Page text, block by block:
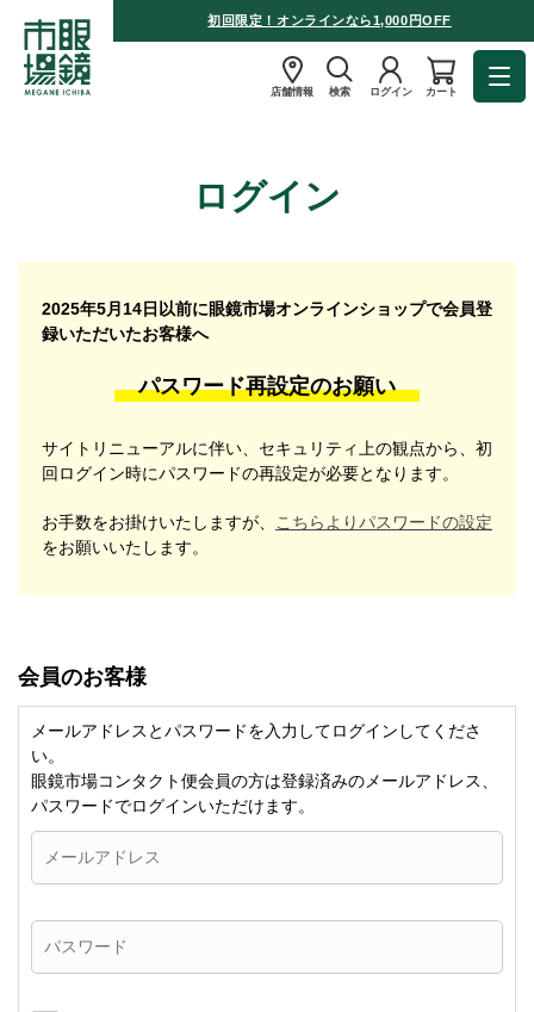
初回限定！オンラインなら1,000円OFF
店舗情報 検索 ログイン カート
ログイン
2025年5月14日以前に眼鏡市場オンラインショップで会員登
録いただいたお客様へ
パスワード再設定のお願い
サイトリニューアルに伴い、セキュリティ上の観点から、初
回ログイン時にパスワードの再設定が必要となります。
お手数をお掛けいたしますが、
こちらよりパスワードの設定
をお願いいたします。
会員のお客様
メールアドレスとパスワードを入力してログインしてくださ
い。
眼鏡市場コンタクト便会員の方は登録済みのメールアドレス、
パスワードでログインいただけます。